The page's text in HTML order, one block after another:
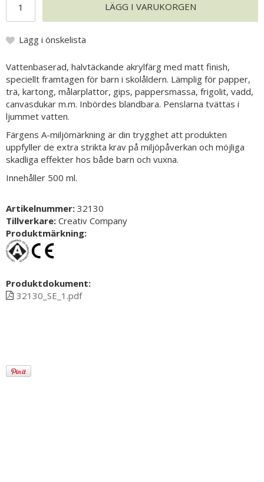
LÄGG I VARUKORGEN
Lägg i önskelista
Vattenbaserad, halvtäckande akrylfärg med matt finish,
speciellt framtagen för barn i skolåldern. Lämplig för papper,
trä, kartong, målarplattor, gips, pappersmassa, frigolit, vadd,
canvasdukar m.m. Inbördes blandbara. Penslarna tvättas i
ljummet vatten.
Färgens A-miljömärkning är din trygghet att produkten
uppfyller de extra strikta krav på miljöpåverkan och möjliga
skadliga effekter hos både barn och vuxna.
Innehåller 500 ml.
Artikelnummer: 32130
Tillverkare: Creativ Company
Produktmärkning:
Produktdokument:
32130_SE_1.pdf